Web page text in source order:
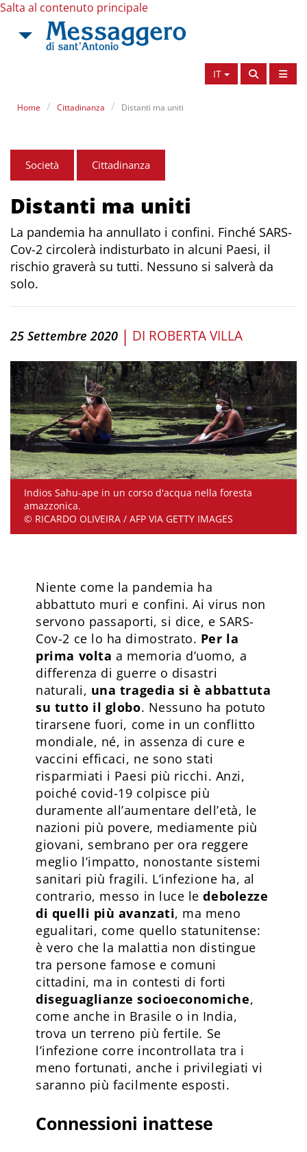
Salta al contenuto principale
IT
Home Cittadinanza Distanti ma uniti
Società Cittadinanza
Distanti ma uniti
La pandemia ha annullato i confini. Finché SARS-
Cov-2 circolerà indisturbato in alcuni Paesi, il
rischio graverà su tutti. Nessuno si salverà da
solo.
25 Settembre 2020 | DI ROBERTA VILLA
Indios Sahu-ape in un corso d'acqua nella foresta
amazzonica.
© RICARDO OLIVEIRA / AFP VIA GETTY IMAGES
Niente come la pandemia ha
abbattuto muri e confini. Ai virus non
servono passaporti, si dice, e SARS-
Cov-2 ce lo ha dimostrato. Per la
prima volta a memoria d’uomo, a
differenza di guerre o disastri
naturali, una tragedia si è abbattuta
su tutto il globo. Nessuno ha potuto
tirarsene fuori, come in un conflitto
mondiale, né, in assenza di cure e
vaccini efficaci, ne sono stati
risparmiati i Paesi più ricchi. Anzi,
poiché covid-19 colpisce più
duramente all’aumentare dell’età, le
nazioni più povere, mediamente più
giovani, sembrano per ora reggere
meglio l’impatto, nonostante sistemi
sanitari più fragili. L’infezione ha, al
contrario, messo in luce ledebolezze
di quelli più avanzati, ma meno
egualitari, come quello statunitense:
è vero che la malattia non distingue
tra persone famose e comuni
cittadini, ma in contesti di forti
diseguaglianze socioeconomiche,
come anche in Brasile o in India,
trova un terreno più fertile. Se
l’infezione corre incontrollata tra i
meno fortunati, anche i privilegiati vi
saranno più facilmente esposti.
Connessioni inattese